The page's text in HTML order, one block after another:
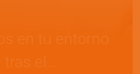
en tu entorno
tras el…